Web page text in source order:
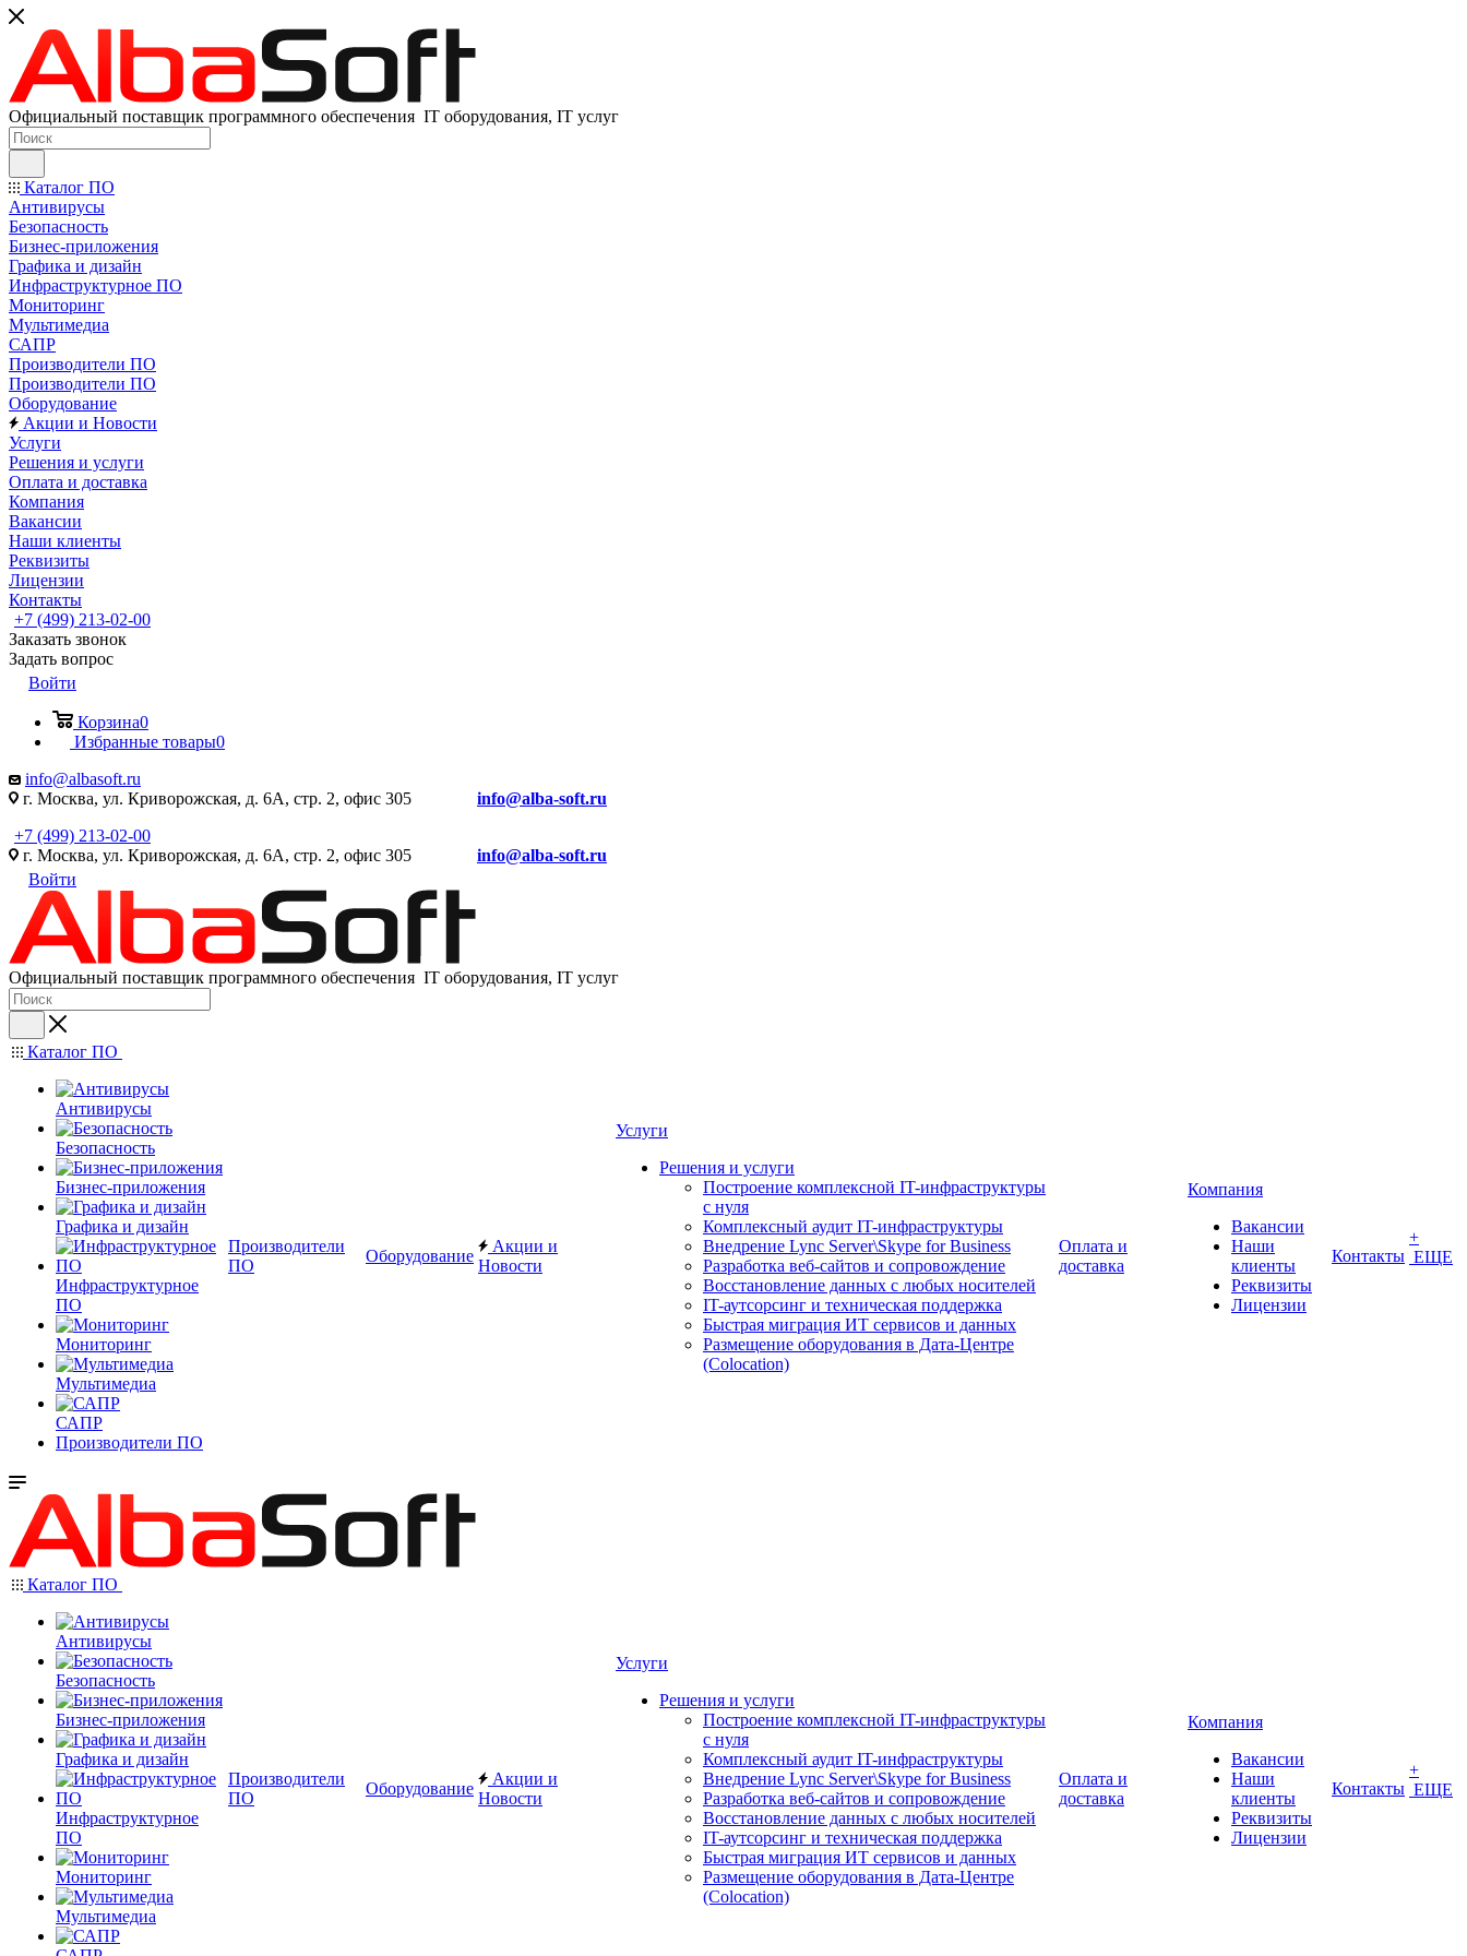
Официальный поставщик программного обеспечения IT оборудования, IT услуг
Каталог ПО
Антивирусы
Безопасность
Бизнес-приложения
Графика и дизайн
Инфраструктурное ПО
Мониторинг
Мультимедиа
САПР
Производители ПО
Производители ПО
Оборудование
Акции и Новости
Услуги
Решения и услуги
Оплата и доставка
Компания
Вакансии
Наши клиенты
Реквизиты
Лицензии
Контакты
+7 (499) 213-02-00
Заказать звонок
Задать вопрос
Войти
Корзина0
Избранные товары0
info@albasoft.ru
г. Москва, ул. Криворожская, д. 6А, стр. 2, офис 305 info@alba-soft.ru
+7 (499) 213-02-00
г. Москва, ул. Криворожская, д. 6А, стр. 2, офис 305 info@alba-soft.ru
Войти
Официальный поставщик программного обеспечения IT оборудования, IT услуг
Каталог ПО
Антивирусы
Безопасность
Бизнес-приложения
Графика и дизайн
Инфраструктурное
ПО
Мониторинг
Мультимедиа
САПР
Производители ПО
Производители
ПО
Оборудование
Акции и
Новости
Услуги
Решения и услуги
Построение комплексной IT-инфраструктуры
с нуля
Комплексный аудит IT-инфраструктуры
Внедрение Lync Server\Skype for Business
Разработка веб-сайтов и сопровождение
Восстановление данных с любых носителей
IT-аутсорсинг и техническая поддержка
Быстрая миграция ИТ сервисов и данных
Размещение оборудования в Дата-Центре
(Colocation)
Оплата и
доставка
Компания
Вакансии
Наши
клиенты
Реквизиты
Лицензии
Контакты
+
ЕЩЕ
Каталог ПО
Антивирусы
Безопасность
Бизнес-приложения
Графика и дизайн
Инфраструктурное
ПО
Мониторинг
Мультимедиа
Производители
ПО
Оборудование
Акции и
Новости
Услуги
Решения и услуги
Построение комплексной IT-инфраструктуры
с нуля
Комплексный аудит IT-инфраструктуры
Внедрение Lync Server\Skype for Business
Разработка веб-сайтов и сопровождение
Восстановление данных с любых носителей
IT-аутсорсинг и техническая поддержка
Быстрая миграция ИТ сервисов и данных
Размещение оборудования в Дата-Центре
(Colocation)
Оплата и
доставка
Компания
Вакансии
Наши
клиенты
Реквизиты
Лицензии
Контакты
+
ЕЩЕ